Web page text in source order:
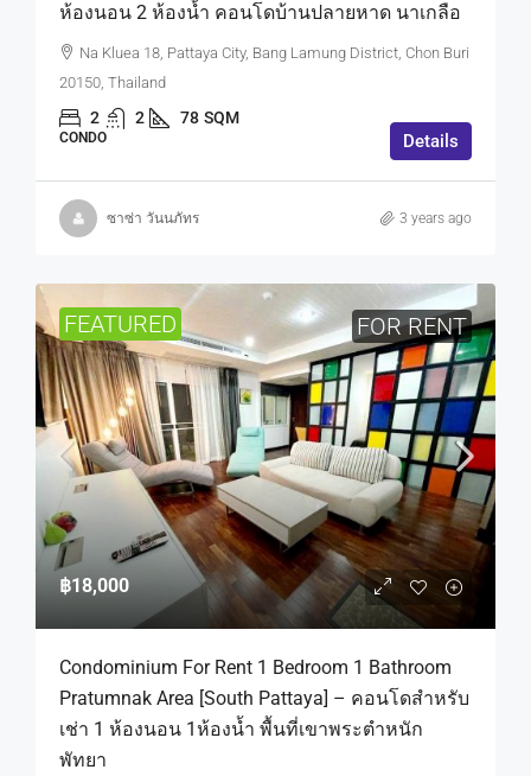
ห้องนอน 2 ห้องน้ำ คอนโดบ้านปลายหาด นาเกลือ
Na Kluea 18, Pattaya City, Bang Lamung District, Chon Buri
20150, Thailand
2 2 78 SQM
CONDO Details
ซาซ่า วันนภัทร 3 years ago
FEATURED FOR RENT
฿18,000
Condominium For Rent 1 Bedroom 1 Bathroom
Pratumnak Area [South Pattaya] – คอนโดสำหรับ
เช่า 1 ห้องนอน 1ห้องน้ำ พื้นที่เขาพระตำหนัก
พัทยา